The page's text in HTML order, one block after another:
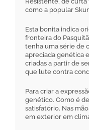
como a popular
Esta bonita indica
fronteira do
tenha uma série de
apreciada genética
criadas a partir de
que lute contra
Para criar a
genético. Como é
satisfatório. Nas
em exterior em